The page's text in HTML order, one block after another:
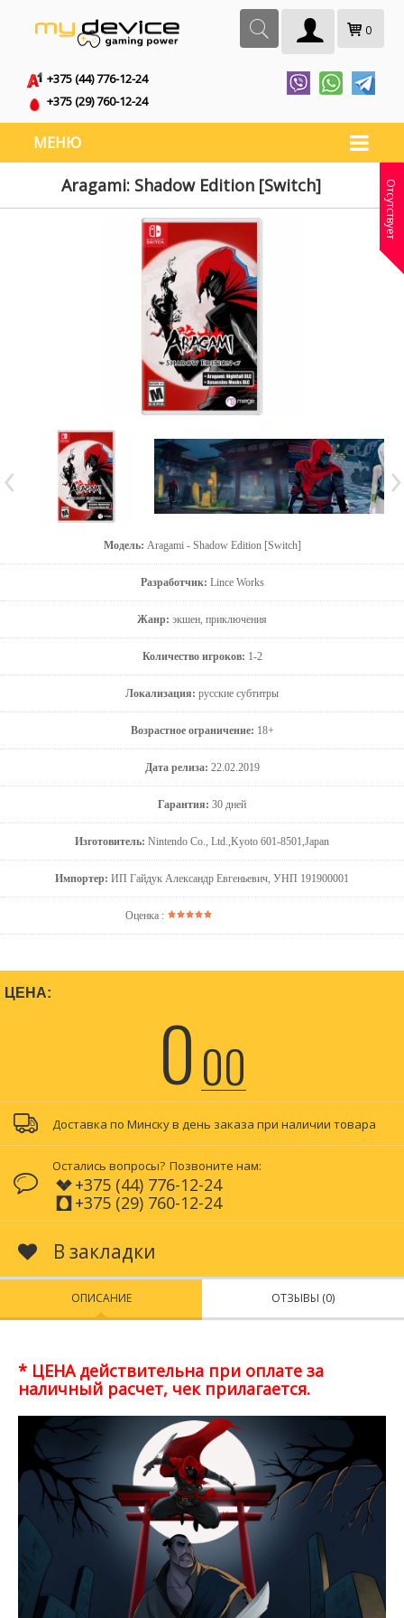
0
+375 (44) 776-12-24
+375 (29) 760-12-24
МЕНЮ
Aragami: Shadow Edition [Switch]
Модель: Aragami - Shadow Edition [Switch]
Разработчик: Lince Works
Жанр: экшен, приключения
Количество игроков: 1-2
Локализация: русские субтитры
Возрастное ограничение: 18+
Дата релиза: 22.02.2019
Гарантия: 30 дней
Изготовитель: Nintendo Co., Ltd.,Kyoto 601-8501,Japan
Импортер: ИП Гайдук Александр Евгеньевич, УНП 191900001
Оценка :
Отсутствует
ЦЕНА:
000
Доставка по Минску в день заказа при наличии товара
Остались вопросы? Позвоните нам:
+375 (44) 776-12-24
+375 (29) 760-12-24
В закладки
ОПИСАНИЕ ОТЗЫВЫ (0)
* ЦЕНА действительна при оплате за
наличный расчет, чек прилагается.